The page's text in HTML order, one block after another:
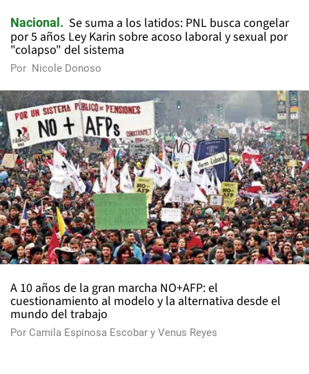
Nacional
Se suma a los latidos: PNL busca congelar
por 5 años Ley Karin sobre acoso laboral y sexual por
"colapso" del sistema
Por Nicole Donoso
A 10 años de la gran marcha NO+AFP: el
cuestionamiento al modelo y la alternativa desde el
mundo del trabajo
Por Camila Espinosa Escobar y Venus Reyes